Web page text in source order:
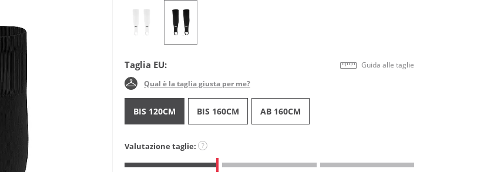
Taglia EU: Guida alle taglie
Qual è la taglia giusta per me?
BIS 120CM BIS 160CM AB 160CM
Valutazione taglie: ?